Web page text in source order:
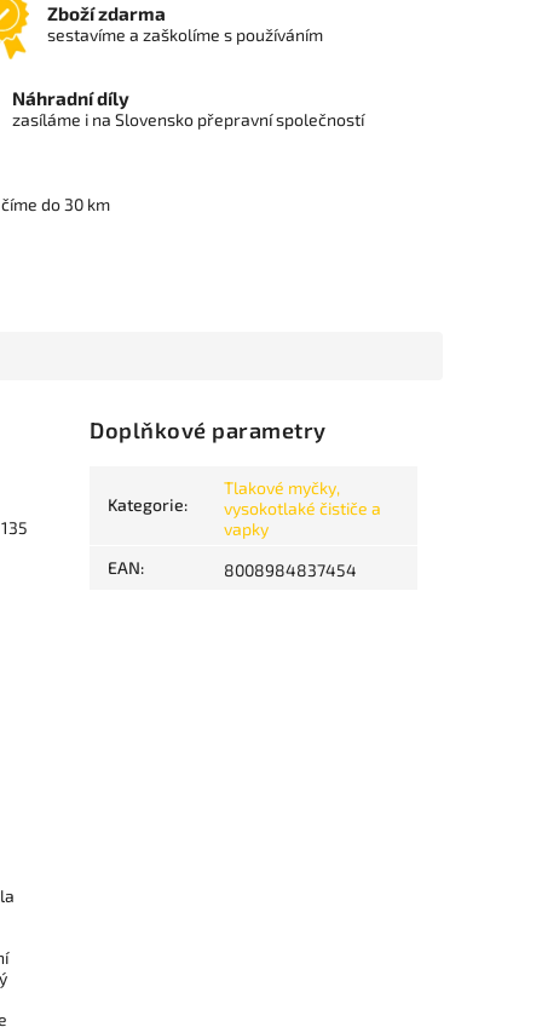
Zboží zdarma
sestavíme a zaškolíme s používáním
Náhradní díly
zasíláme i na Slovensko přepravní společností
do 30 km
Doplňkové parametry
Kategorie:
Tlakové myčky,
vysokotlaké čističe a
vapky
EAN: 8008984837454